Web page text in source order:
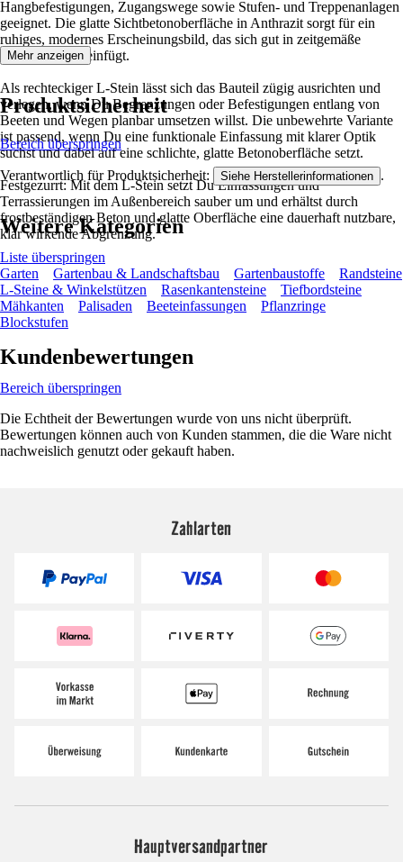
Hangbefestigungen, Zugangswege sowie Stufen- und Treppenanlagen
geeignet. Die glatte Sichtbetonoberfläche in Anthrazit sorgt für ein
ruhiges, modernes Erscheinungsbild, das sich gut in zeitgemäße
Außenanlagen einfügt.
Als rechteckiger L-Stein lässt sich das Bauteil zügig ausrichten und
verlegen, wenn Du Begrenzungen oder Befestigungen entlang von
Beeten und Wegen planbar umsetzen willst. Die unbewehrte Variante
ist passend, wenn Du eine funktionale Einfassung mit klarer Optik
suchst und dabei auf eine schlichte, glatte Betonoberfläche setzt.
Festgezurrt: Mit dem L-Stein setzt Du Einfassungen und
Terrassierungen im Außenbereich sauber um und erhältst durch
frostbeständigen Beton und glatte Oberfläche eine dauerhaft nutzbare,
klar wirkende Abgrenzung.
Mehr anzeigen
Produktsicherheit
Bereich überspringen
Verantwortlich für Produktsicherheit: Siehe Herstellerinformationen .
Weitere Kategorien
Liste überspringen
Garten
Gartenbau & Landschaftsbau Gartenbaustoffe
Randsteine
L-Steine & Winkelstützen
Rasenkantensteine
Tiefbordsteine
Mähkanten
Palisaden Beeteinfassungen
Pflanzringe
Blockstufen
Kundenbewertungen
Bereich überspringen
Die Echtheit der Bewertungen wurde von uns nicht überprüft.
Bewertungen können auch von Kunden stammen, die die Ware nicht
nachweislich genutzt oder gekauft haben.
Zahlarten
Hauptversandpartner